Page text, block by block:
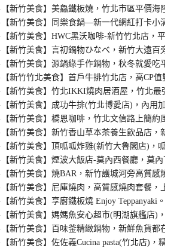
【新竹美食】美鱻鐵板燒，竹北市區平價海陸鐵
【新竹美食】同樂食鍋—新一代網紅打卡小清新餐
【新竹美食】HWC黑沃咖啡-新竹竹北店，平價精
【新竹美食】言初鍋物ひなべ，新竹大遠百旁工
【新竹美食】源鍋綠手作鍋物，秋冬就愛吃平價
【新竹竹北美食】首戶牛排竹北店，高CP值雙拼
【新竹美食】竹北IKKI燒肉居酒屋，竹北最強單
【新竹美食】成功牛排(竹北博愛店)，內用加麵不
【新竹美食】橋恩咖啡，竹北文信路上簡約風咖
【新竹美食】新竹香山草本茶養生飲品店，新竹
【新竹美食】頂呱呱炸雞(新竹大魯閣店)，呱呱包
【新竹美食】煙波大飯店-莫內西餐廳，莫內下午
【新竹美食】燒BAR，新竹護城河旁高質感燒肉
【新竹美食】尼庫燒肉，高質感燒肉套餐，上班
【新竹美食】享廚鐵板燒 Enjoy Teppanyaki。竹
【新竹美食】媽媽魚安心超市(明湖旗艦店)，來吃
【新竹美食】百味釜精緻鍋物，新鮮魚貨都在這
【新竹美食】佐佐義Cucina pasta(竹北店)，精緻